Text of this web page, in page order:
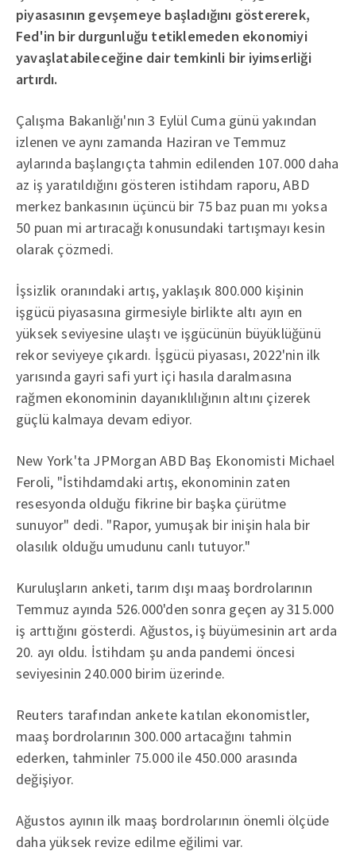
piyasasının gevşemeye başladığını göstererek,
Fed'in bir durgunluğu tetiklemeden ekonomiyi
yavaşlatabileceğine dair temkinli bir iyimserliği
artırdı.
Çalışma Bakanlığı'nın 3 Eylül Cuma günü yakından
izlenen ve aynı zamanda Haziran ve Temmuz
aylarında başlangıçta tahmin edilenden 107.000 daha
az iş yaratıldığını gösteren istihdam raporu, ABD
merkez bankasının üçüncü bir 75 baz puan mı yoksa
50 puan mi artıracağı konusundaki tartışmayı kesin
olarak çözmedi.
İşsizlik oranındaki artış, yaklaşık 800.000 kişinin
işgücü piyasasına girmesiyle birlikte altı ayın en
yüksek seviyesine ulaştı ve işgücünün büyüklüğünü
rekor seviyeye çıkardı. İşgücü piyasası, 2022'nin ilk
yarısında gayri safi yurt içi hasıla daralmasına
rağmen ekonominin dayanıklılığının altını çizerek
güçlü kalmaya devam ediyor.
New York'ta JPMorgan ABD Baş Ekonomisti Michael
Feroli, "İstihdamdaki artış, ekonominin zaten
resesyonda olduğu fikrine bir başka çürütme
sunuyor" dedi. "Rapor, yumuşak bir inişin hala bir
olasılık olduğu umudunu canlı tutuyor."
Kuruluşların anketi, tarım dışı maaş bordrolarının
Temmuz ayında 526.000'den sonra geçen ay 315.000
iş arttığını gösterdi. Ağustos, iş büyümesinin art arda
20. ayı oldu. İstihdam şu anda pandemi öncesi
seviyesinin 240.000 birim üzerinde.
Reuters tarafından ankete katılan ekonomistler,
maaş bordrolarının 300.000 artacağını tahmin
ederken, tahminler 75.000 ile 450.000 arasında
değişiyor.
Ağustos ayının ilk maaş bordrolarının önemli ölçüde
daha yüksek revize edilme eğilimi var.